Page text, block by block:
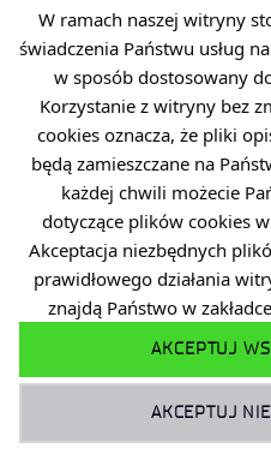
W ramach naszej witryny
świadczenia Państwu usług
w sposób dostosowany
Korzystanie z witryny bez
cookies oznacza, że pliki
będą zamieszczane na
każdej chwili możecie
dotyczące plików cookies
Akceptacja niezbędnych
prawidłowego działania
znajdą Państwo w zakładce
AKCEPTUJ
AKCEPTUJ
DOŁĄCZ DO NAS
Facebook
X
Instagram
LinkedIn